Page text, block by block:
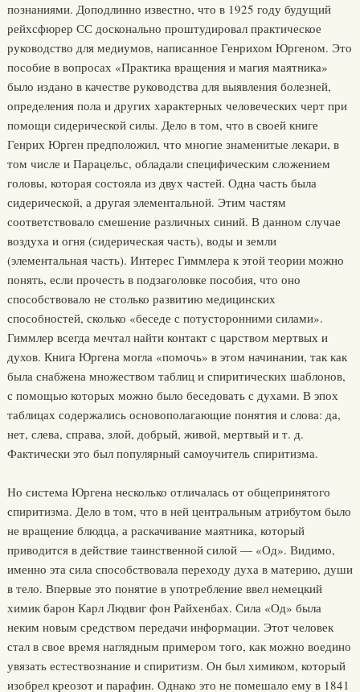
познаниями. Доподлинно известно, что в 1925 году будущий
рейхсфюрер СС досконально проштудировал практическое
руководство для медиумов, написанное Генрихом Юргеном. Это
пособие в вопросах «Практика вращения и магия маятника»
было издано в качестве руководства для выявления болезней,
определения пола и других характерных человеческих черт при
помощи сидерической силы. Дело в том, что в своей книге
Генрих Юрген предположил, что многие знаменитые лекари, в
том числе и Парацельс, обладали специфическим сложением
головы, которая состояла из двух частей. Одна часть была
сидерической, а другая элементальной. Этим частям
соответствовало смешение различных синий. В данном случае
воздуха и огня (сидерическая часть), воды и земли
(элементальная часть). Интерес Гиммлера к этой теории можно
понять, если прочесть в подзаголовке пособия, что оно
способствовало не столько развитию медицинских
способностей, сколько «беседе с потусторонними силами».
Гиммлер всегда мечтал найти контакт с царством мертвых и
духов. Книга Юргена могла «помочь» в этом начинании, так как
была снабжена множеством таблиц и спиритических шаблонов,
с помощью которых можно было беседовать с духами. В эпох
таблицах содержались основополагающие понятия и слова: да,
нет, слева, справа, злой, добрый, живой, мертвый и т. д.
Фактически это был популярный самоучитель спиритизма.
Но система Юргена несколько отличалась от общепринятого
спиритизма. Дело в том, что в ней центральным атрибутом было
не вращение блюдца, а раскачивание маятника, который
приводится в действие таинственной силой — «Од». Видимо,
именно эта сила способствовала переходу духа в материю, души
в тело. Впервые это понятие в употребление ввел немецкий
химик барон Карл Людвиг фон Райхенбах. Сила «Од» была
неким новым средством передачи информации. Этот человек
стал в свое время наглядным примером того, как можно воедино
увязать естествознание и спиритизм. Он был химиком, который
изобрел креозот и парафин. Однако это не помешало ему в 1841